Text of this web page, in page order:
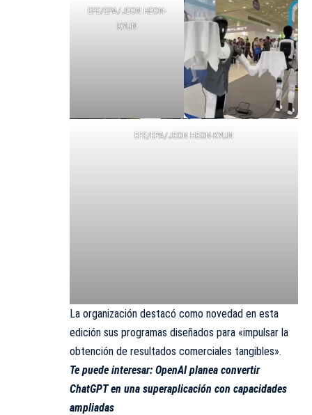
EFE/EPA/JEON HEON-
KYUN
EFE/EPA/JEON HEON-KYUN
La organización destacó como novedad en esta
edición sus programas diseñados para «impulsar la
obtención de resultados comerciales tangibles».
Te puede interesar: OpenAI planea convertir
ChatGPT en una superaplicación con capacidades
ampliadas